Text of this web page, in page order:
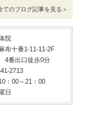
てのブログ記事を見る＞
院
布十番1-11-11-2F
4番出口徒歩0分
2713
：00～21：00
日